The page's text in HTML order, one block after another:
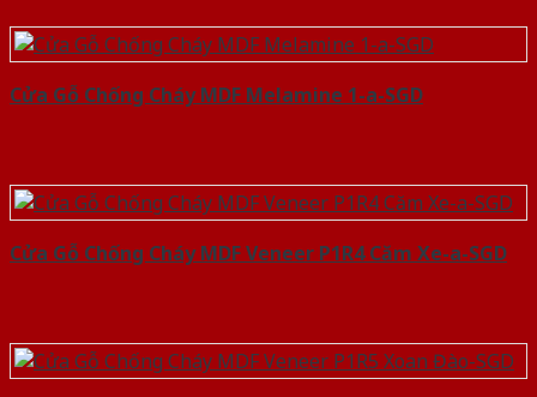
Cửa Gỗ Chống Cháy MDF Melamine 1-a-SGD
Cửa Gỗ Chống Cháy MDF Veneer P1R4 Căm Xe-a-SGD